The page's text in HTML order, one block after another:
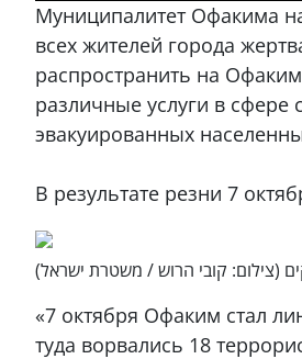
Муниципалитет Офакима
всех жителей города
распространить на
различные услуги в сфере
эвакуированных
В результате резни 7
(צילום: קובי הרוש / משטרת ישראל)
«7 октября Офаким стал
туда ворвались 18